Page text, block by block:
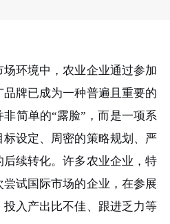
环境中，农业企业通过参加
牌已成为一种普遍且重要的
简单的“露脸”，而是一项系
设定、周密的策略规划、严
续转化。许多农业企业，特
试国际市场的企业，在参展
入产出比不佳、跟进乏力等